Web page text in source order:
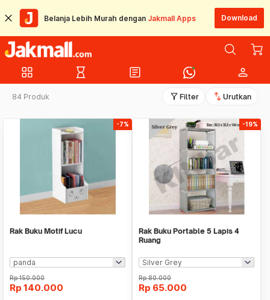
Belanja Lebih Murah dengan Jakmall Apps Download
grid_view hourglass_empty article person
84 Produk filter_alt Filter swap_vert Urutkan
-7%
Rak Buku Motif Lucu
Rp150.000
Rp 140.000
-19%
Rak Buku Portable 5 Lapis 4
Ruang
Rp80.000
Rp 65.000